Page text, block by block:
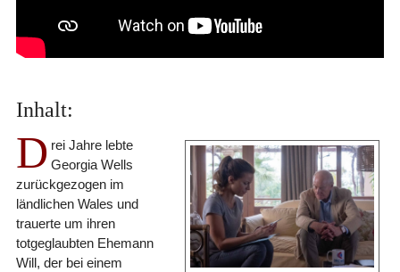
Inhalt:
D rei Jahre lebte
Georgia Wells
zurückgezogen im
ländlichen Wales und
trauerte um ihren
totgeglaubten Ehemann
Will, der bei einem